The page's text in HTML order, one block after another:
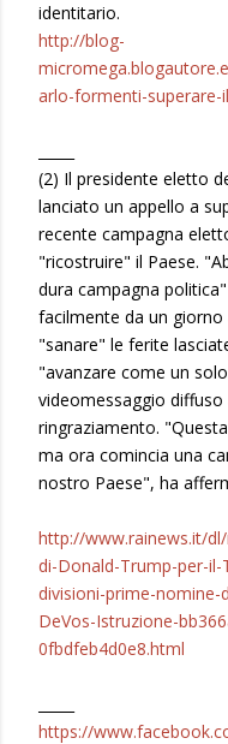
identitario.
http://blog-
arlo-formenti-
(2) Il presidente eletto
lanciato un appello a
recente campagna
"ricostruire" il Paese.
dura campagna
facilmente da un
"sanare" le ferite
"avanzare come un
videomessaggio
ringraziamento.
ma ora comincia una
nostro Paese", ha
http://www.rainews.it/
di-Donald-Trump-per-il-
divisioni-prime-nomine-
DeVos-Istruzione-
0fbdfeb4d0e8.html
https://